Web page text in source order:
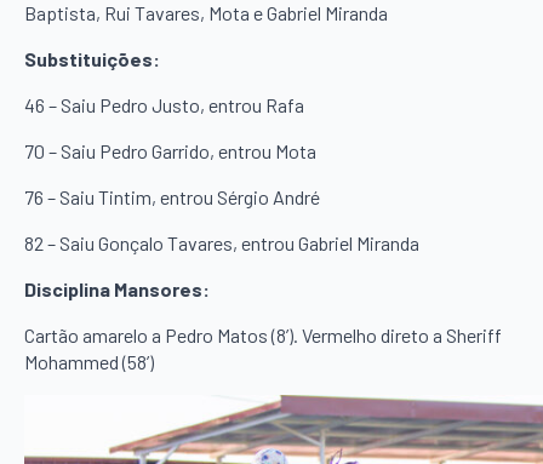
Baptista, Rui Tavares, Mota e Gabriel Miranda
Substituições:
46 – Saiu Pedro Justo, entrou Rafa
70 – Saiu Pedro Garrido, entrou Mota
76 – Saiu Tintim, entrou Sérgio André
82 – Saiu Gonçalo Tavares, entrou Gabriel Miranda
Disciplina Mansores:
Cartão amarelo a Pedro Matos (8’). Vermelho direto a Sheriff
Mohammed (58’)